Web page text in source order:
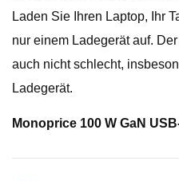
Laden Sie Ihren Laptop, Ihr
nur einem Ladegerät auf.
auch nicht schlecht,
Ladegerät.
Monoprice 100 W GaN